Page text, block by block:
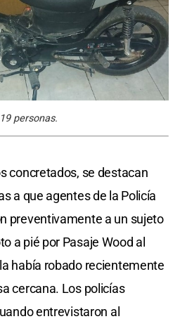
personas.
concretados, se destacan
a que agentes de la Policía
preventivamente a un sujeto
a pié por Pasaje Wood al
había robado recientemente
cercana. Los policías
entrevistaron al